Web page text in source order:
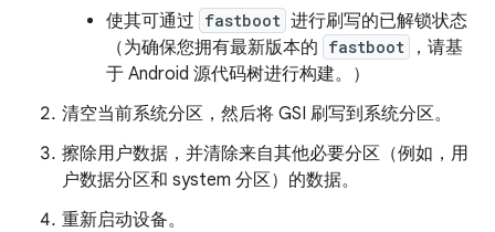
使其可通过 fastboot 进行刷写的已解锁状态
（为确保您拥有最新版本的 fastboot
，请基
于 Android 源代码树进行构建。）
清空当前系统分区，然后将 GSI 刷写到系统分区。
擦除用户数据，并清除来自其他必要分区（例如，用
户数据分区和 system 分区）的数据。
重新启动设备。